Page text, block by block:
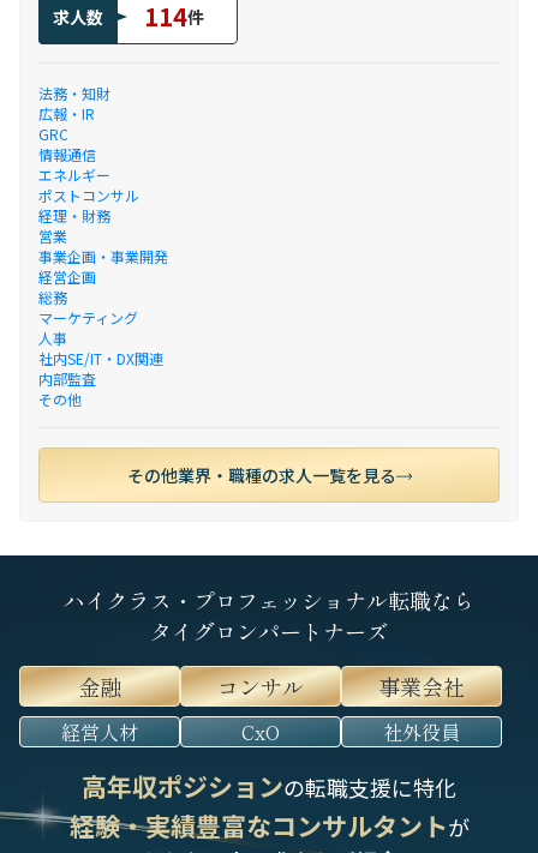
求人数 114件
法務・知財
広報・IR
GRC
情報通信
エネルギー
ポストコンサル
経理・財務
営業
事業企画・事業開発
経営企画
総務
マーケティング
人事
社内SE/IT・DX関連
内部監査
その他
その他業界・職種の求人一覧を見る
ハイクラス・プロフェッショナル転職なら
タイグロンパートナーズ
金融
コンサル 事業会社
経営人材 CxO 社外役員
高年収ポジションの転職支援に特化
経験・実績豊富なコンサルタントが